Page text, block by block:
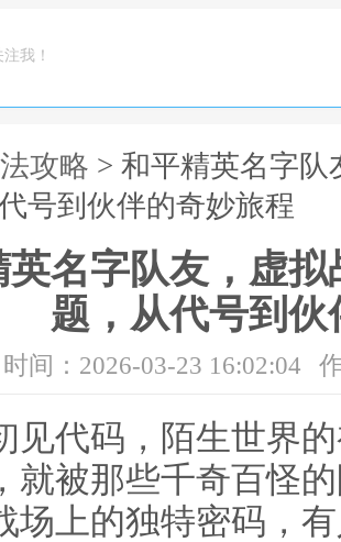
我！
攻略 > 和平精英名字
号到伙伴的奇妙旅程
英名字队友，虚
题，从代号到
时间：2026-03-23 16:02:04
见代码，陌生世界
就被那些千奇百怪
场上的独特密码，